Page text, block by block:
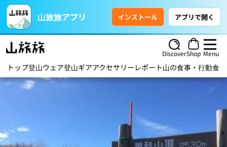
山旅旅アプリ インストール アプリで開く
DiscoverShop Menu
トップ登山ウェア登山ギアアクセサリー レポート山の食事・行動食